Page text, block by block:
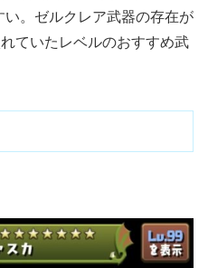
。ゼルクレア武器の存在が
ていたレベルのおすすめ武